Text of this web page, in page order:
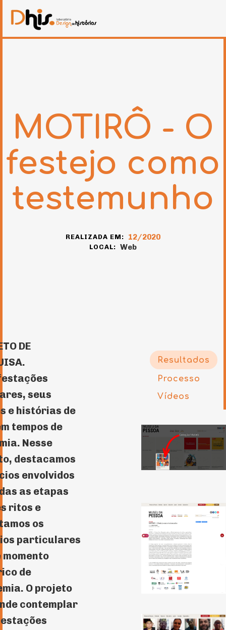
MOTIRÔ - O
festejo como
testemunho
REALIZADA EM: 12/2020
LOCAL: Web
DE
seus
e histórias de
tempos de
Nesse
destacamos
envolvidos
as etapas
ritos e
os
particulares
momento
de
O projeto
contemplar
Resultados
Processo
Vídeos